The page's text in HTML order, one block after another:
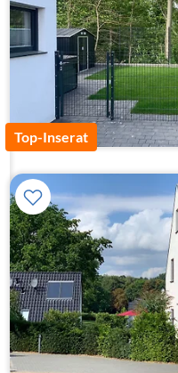
Top-Inserat